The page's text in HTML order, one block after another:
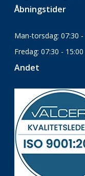
Åbningstider
Man-torsdag: 07:30 -
Fredag: 07:30 - 15:00
Andet